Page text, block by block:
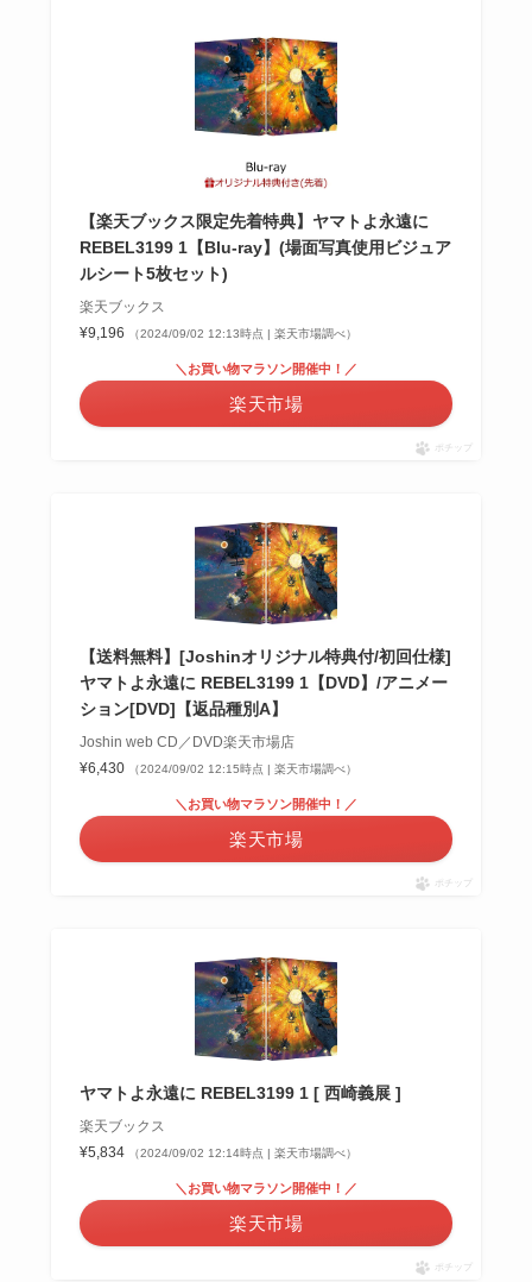
【楽天ブックス限定先着特典】ヤマトよ永遠に
REBEL3199 1【Blu-ray】(場面写真使用ビジュア
ルシート5枚セット)
楽天ブックス
¥9,196
（2024/09/02 12:13時点 | 楽天市場調べ）
＼お買い物マラソン開催中！／
楽天市場
ポチップ
【送料無料】[Joshinオリジナル特典付/初回仕様]
ヤマトよ永遠に REBEL3199 1【DVD】/アニメー
ション[DVD]【返品種別A】
Joshin web CD／DVD楽天市場店
¥6,430
（2024/09/02 12:15時点 | 楽天市場調べ）
＼お買い物マラソン開催中！／
楽天市場
ポチップ
ヤマトよ永遠に REBEL3199 1 [ 西崎義展 ]
楽天ブックス
¥5,834
（2024/09/02 12:14時点 | 楽天市場調べ）
＼お買い物マラソン開催中！／
楽天市場
ポチップ